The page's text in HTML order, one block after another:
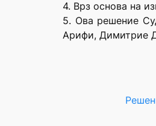
4. Врз основа на
5. Ова решение
Арифи, Димитрие